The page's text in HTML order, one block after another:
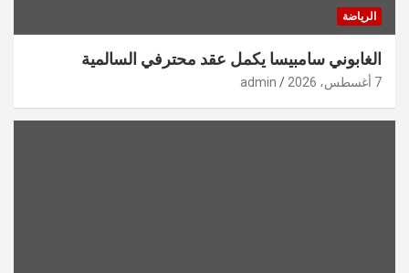
الرياضة
الغابوني سامبيسا يكمل عقد محترفي السالمية
7 أغسطس، 2026 admin